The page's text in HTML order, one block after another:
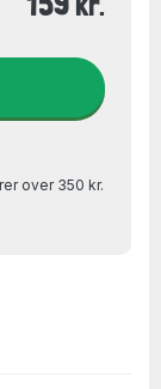
over 350 kr.